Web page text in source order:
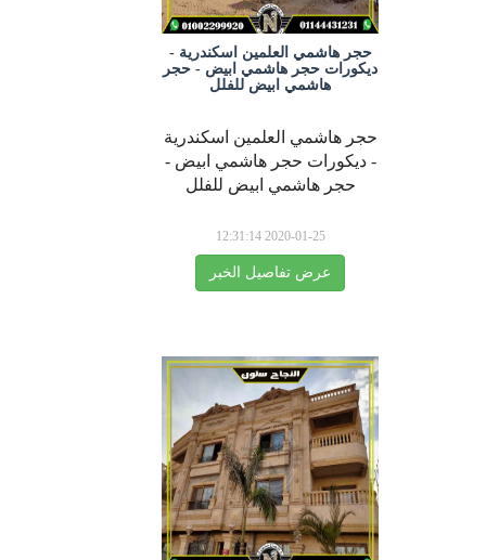
حجر هاشمي العلمين اسكندرية -
ديكورات حجر هاشمي ابيض - حجر
هاشمي ابيض للفلل
حجر هاشمي العلمين اسكندرية
- ديكورات حجر هاشمي ابيض -
حجر هاشمي ابيض للفلل
2020-01-25 12:31:14
عرض تفاصيل الخبر